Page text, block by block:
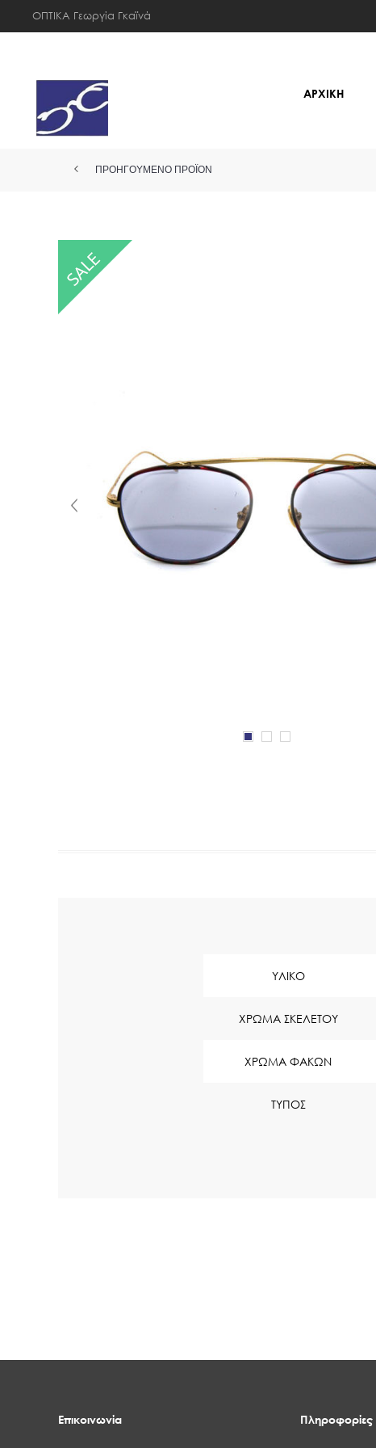
ΟΠΤΙΚΑ Γεωργία Γκαϊνά
ΑΡΧΙΚΗ
ΠΡΟΗΓΟΎΜΕΝΟ ΠΡΟΪΌΝ
ΥΛΙΚΟ
ΧΡΩΜΑ ΣΚΕΛΕΤΟΥ
ΧΡΩΜΑ ΦΑΚΩΝ
ΤΥΠΟΣ
Επικοινωνία Πληροφορίες